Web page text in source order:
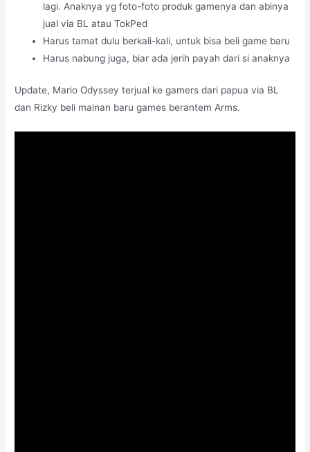
lagi. Anaknya yg foto-foto produk gamenya dan abinya
jual via BL atau TokPed
Harus tamat dulu berkali-kali, untuk bisa beli game baru
Harus nabung juga, biar ada jerih payah dari si anaknya
Update, Mario Odyssey terjual ke gamers dari papua via BL
dan Rizky beli mainan baru games berantem Arms.